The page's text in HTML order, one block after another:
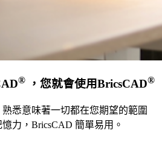
® ，您就會使用BricsCAD®
悉意味著一切都在您期望的範圍
力，BricsCAD 簡單易用。